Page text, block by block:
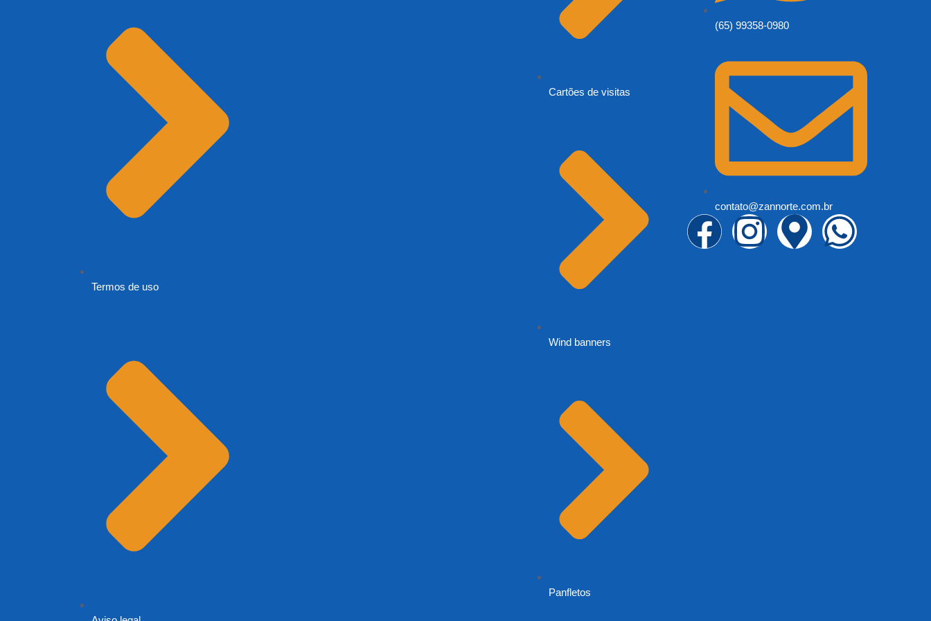
Termos de uso
Cartões de visitas
Wind banners
Panfletos
(65) 99358-0980
contato@zannorte.com.br